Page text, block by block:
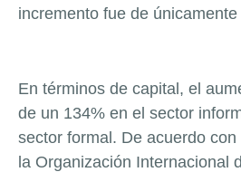
incremento fue de
En términos de capital, el
de un 134% en el sector
sector formal. De acuerdo
la Organización Internacional